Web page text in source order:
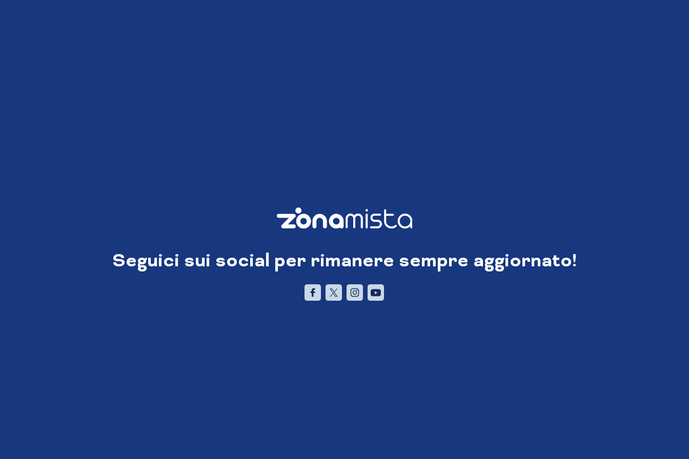
Seguici sui social per rimanere sempre aggiornato!